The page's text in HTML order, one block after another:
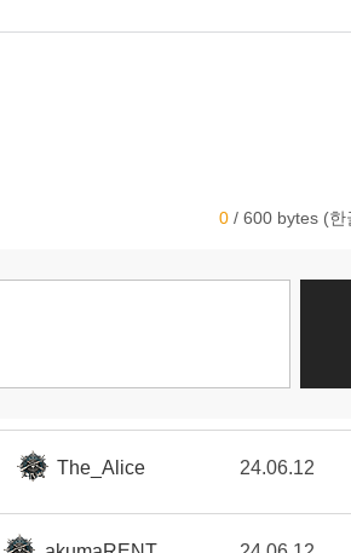
The_Alice 24.06.12